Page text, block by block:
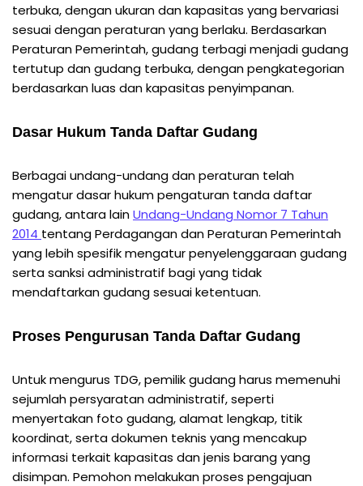
terbuka, dengan ukuran dan kapasitas yang bervariasi
sesuai dengan peraturan yang berlaku. Berdasarkan
Peraturan Pemerintah, gudang terbagi menjadi gudang
tertutup dan gudang terbuka, dengan pengkategorian
berdasarkan luas dan kapasitas penyimpanan.
Dasar Hukum Tanda Daftar Gudang
Berbagai undang-undang dan peraturan telah
mengatur dasar hukum pengaturan tanda daftar
gudang, antara lainUndang-Undang Nomor 7 Tahun
2014 tentang Perdagangan dan Peraturan Pemerintah
yang lebih spesifik mengatur penyelenggaraan gudang
serta sanksi administratif bagi yang tidak
mendaftarkan gudang sesuai ketentuan.
Proses Pengurusan Tanda Daftar Gudang
Untuk mengurus TDG, pemilik gudang harus memenuhi
sejumlah persyaratan administratif, seperti
menyertakan foto gudang, alamat lengkap, titik
koordinat, serta dokumen teknis yang mencakup
informasi terkait kapasitas dan jenis barang yang
disimpan. Pemohon melakukan proses pengajuan